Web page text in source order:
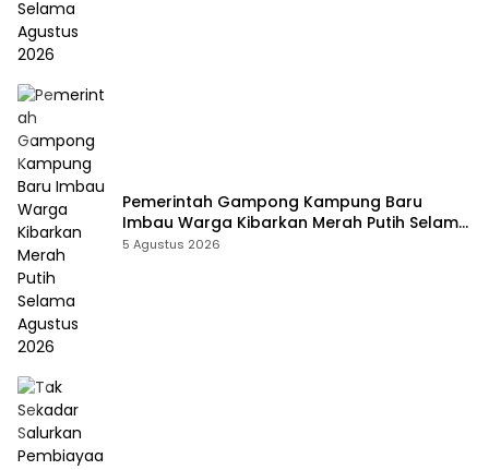
Pemerintah Gampong Kampung Baru
Imbau Warga Kibarkan Merah Putih Selama
Agustus 2026
5 Agustus 2026